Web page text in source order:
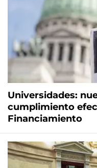
Universidades:
cumplimiento
Financiamiento